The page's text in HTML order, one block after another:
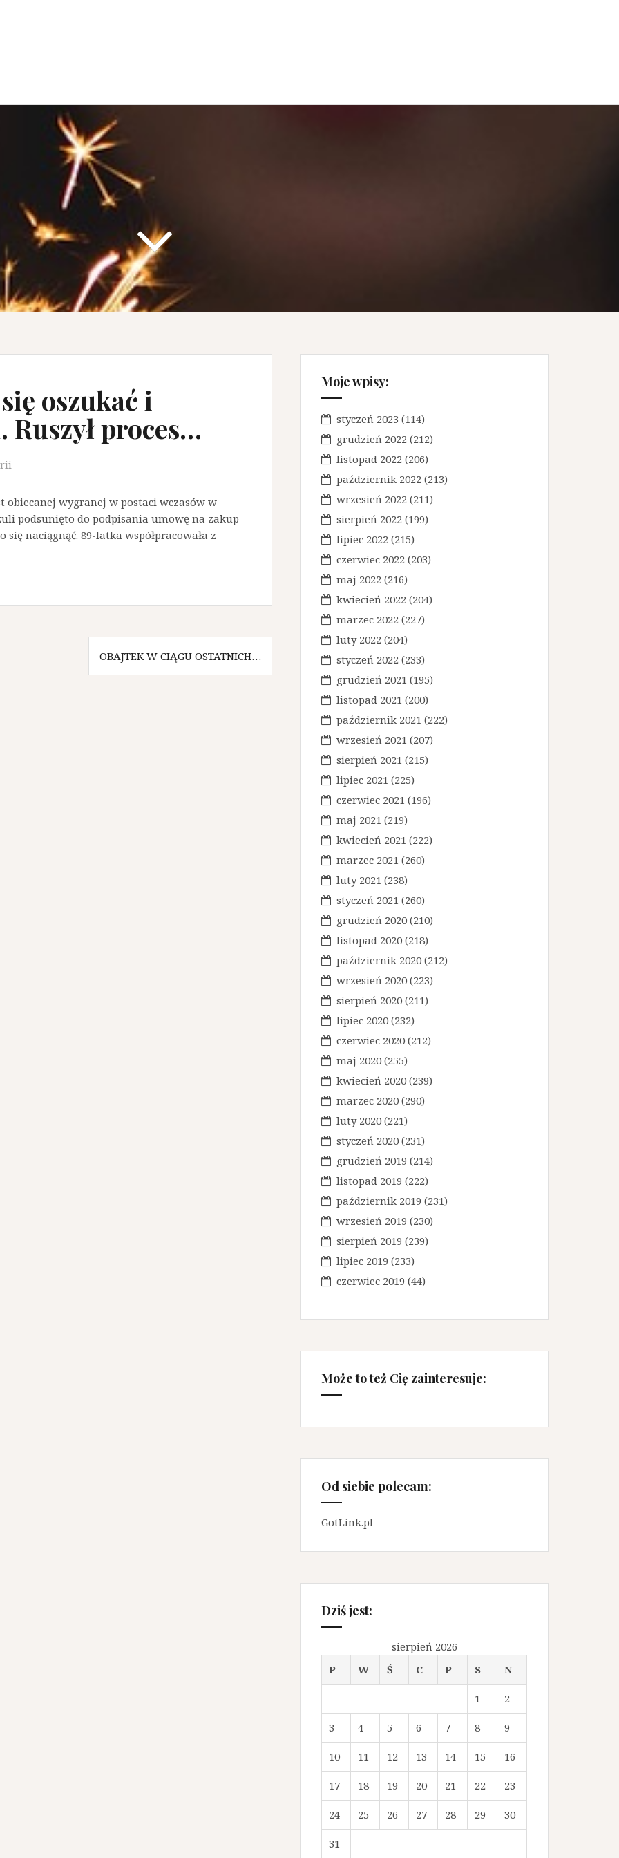
oszukać i
Ruszył proces…
obiecanej wygranej w postaci wczasów w
podsunięto do podpisania umowę na zakup
się naciągnąć. 89-latka współpracowała z
OBAJTEK W CIĄGU OSTATNICH…
Moje wpisy:
styczeń 2023 (114)
grudzień 2022 (212)
listopad 2022 (206)
październik 2022 (213)
wrzesień 2022 (211)
sierpień 2022 (199)
lipiec 2022 (215)
czerwiec 2022 (203)
maj 2022 (216)
kwiecień 2022 (204)
marzec 2022 (227)
luty 2022 (204)
styczeń 2022 (233)
grudzień 2021 (195)
listopad 2021 (200)
październik 2021 (222)
wrzesień 2021 (207)
sierpień 2021 (215)
lipiec 2021 (225)
czerwiec 2021 (196)
maj 2021 (219)
kwiecień 2021 (222)
marzec 2021 (260)
luty 2021 (238)
styczeń 2021 (260)
grudzień 2020 (210)
listopad 2020 (218)
październik 2020 (212)
wrzesień 2020 (223)
sierpień 2020 (211)
lipiec 2020 (232)
czerwiec 2020 (212)
maj 2020 (255)
kwiecień 2020 (239)
marzec 2020 (290)
luty 2020 (221)
styczeń 2020 (231)
grudzień 2019 (214)
listopad 2019 (222)
październik 2019 (231)
wrzesień 2019 (230)
sierpień 2019 (239)
lipiec 2019 (233)
czerwiec 2019 (44)
Może to też Cię zainteresuje:
Od siebie polecam:
GotLink.pl
Dziś jest:
sierpień 2026
P
W Ś C P S N
1 2
3 4 5 6 7 8 9
10 11 12 13 14 15 16
17 18 19 20 21 22 23
24 25 26 27 28 29 30
31